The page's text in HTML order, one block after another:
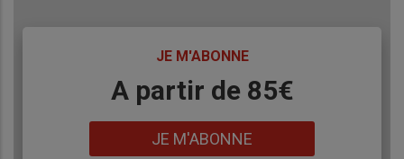
JE M'ABONNE
A partir de 85€
JE M'ABONNE